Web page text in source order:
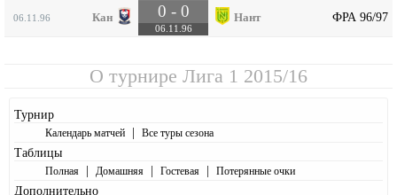
06.11.96 Кан 0 - 0
06.11.96
Нант ФРА 96/97
О турнире Лига 1 2015/16
Турнир
Календарь матчей | Все туры сезона
Таблицы
Полная | Домашняя | Гостевая | Потерянные очки
Дополнительно